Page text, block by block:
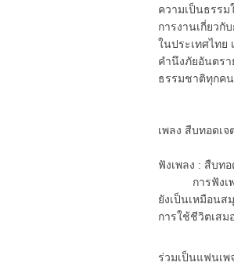
ความเป็นธรรม
การงานเกี่ยว
ในประเทศไทย
คำนึงภัยอันตร
ธรรมชาติทุกค
เพลง สืบทอดเ
ฟังเพลง : สืบท
การฟังเพลง
ยังเป็นเหมือนส
การใช้ชีวิตเสม
ร่วมเป็นแฟนเพ